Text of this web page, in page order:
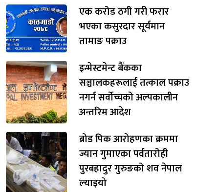
एक करोड ठगी गरी फरार
भएका कसुरदार सूर्यमान
तामाङ पक्राउ
इन्भेस्टमेन्ट बैंकका
सञ्चालकहरूलाई तत्काल पक्राउ
नगर्न सर्वोच्चको अल्पकालीन
अन्तरिम आदेश
ब्रोड पिक आरोहणका क्रममा
ज्यान गुमाएका पर्वतारोही
पुरबहादुर गुरुङको शव नेपाल
ल्याइयो